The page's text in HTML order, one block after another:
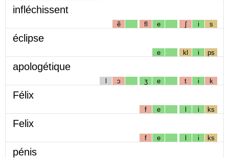
infléchissent
ẽ fl e ʃ i s
éclipse
e kl i ps
apologétique
l ɔ ʒ e t i k
Félix
f e l i ks
Felix
f e l i ks
pénis